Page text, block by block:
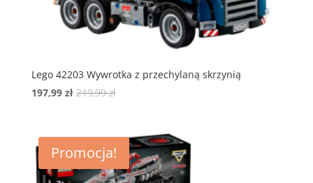
Lego 42203 Wywrotka z przechylaną skrzynią
219,99złPierwotna
219,99 zł.
197,99 zł
Aktualna
197,99 zł.
Promocja!